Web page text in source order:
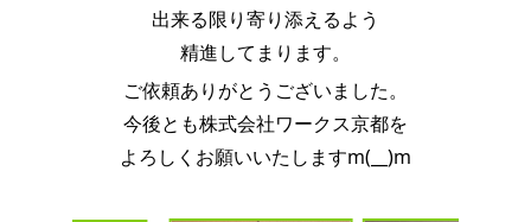
出来る限り寄り添えるよう
精進してまります。
ご依頼ありがとうございました。
今後とも株式会社ワークス京都を
よろしくお願いいたしますm(__)m